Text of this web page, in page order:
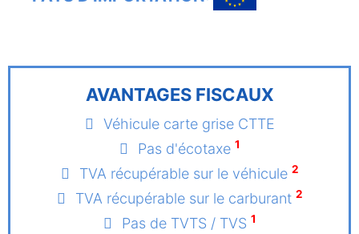
AVANTAGES FISCAUX
Véhicule carte grise CTTE
Pas d'écotaxe 1
TVA récupérable sur le véhicule 2
TVA récupérable sur le carburant 2
Pas de TVTS / TVS 1